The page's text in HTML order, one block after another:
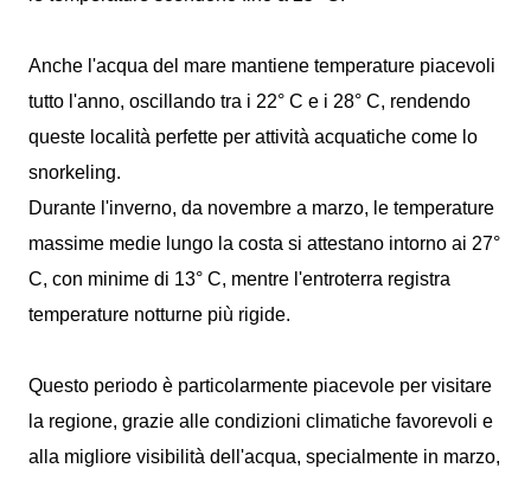
Anche l'acqua del mare mantiene temperature piacevoli
tutto l'anno, oscillando tra i 22° C e i 28° C, rendendo
queste località perfette per attività acquatiche come lo
snorkeling.
Durante l'inverno, da novembre a marzo, le temperature
massime medie lungo la costa si attestano intorno ai 27°
C, con minime di 13° C, mentre l'entroterra registra
temperature notturne più rigide.
Questo periodo è particolarmente piacevole per visitare
la regione, grazie alle condizioni climatiche favorevoli e
alla migliore visibilità dell'acqua, specialmente in marzo,